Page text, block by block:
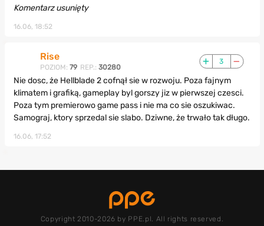
Komentarz usunięty
16.06, 18:52
Rise
POZIOM: 79 REP.: 30280
3
Nie dosc, że Hellblade 2 cofnął sie w rozwoju. Poza fajnym
klimatem i grafiką, gameplay byl gorszy jiz w pierwszej czesci.
Poza tym premierowo game pass i nie ma co sie oszukiwac.
Samograj, ktory sprzedal sie slabo. Dziwne, że trwało tak długo.
16.06, 17:52
Copyright 2010-2026 by PPE.pl. All rights reserved.